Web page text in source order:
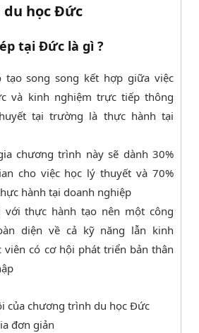
du học Đức
tại Đức là gì ?
song song kết hợp giữa việc
và kinh nghiệm trực tiếp thông
tại trường là thực hành tại
chương trình này sẽ dành 30%
cho việc học lý thuyết và 70%
hành tại doanh nghiệp
thực hành tạo nên một công
diện về cả kỹ năng lẫn kinh
viên có cơ hội phát triển bản thân
của chương trình du học Đức
đơn giản